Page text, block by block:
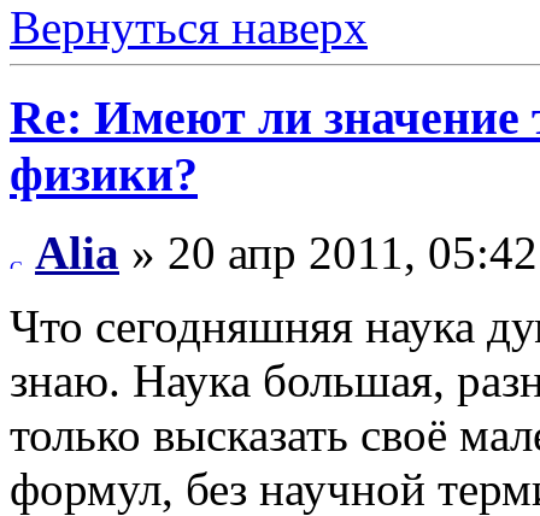
Вернуться наверх
Re: Имеют ли значение
физики?
Alia » 20 апр 2011, 05:42
Что сегодняшняя наука
знаю. Наука большая,
только высказать своё
формул, без научной